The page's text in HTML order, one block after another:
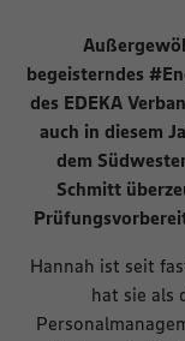
begeisterndes
des EDEKA
auch in diesem
dem
Schmitt
Hannah ist seit
hat sie als